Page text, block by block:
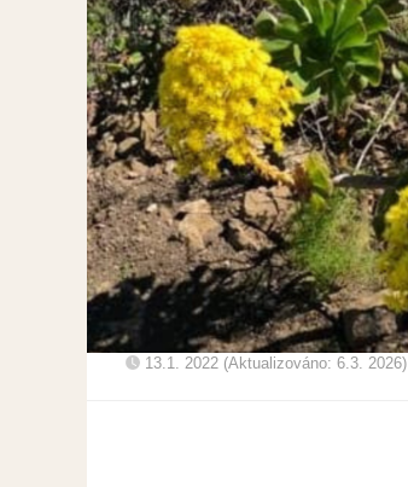
13.1. 2022 (Aktualizováno: 6.3. 2026)